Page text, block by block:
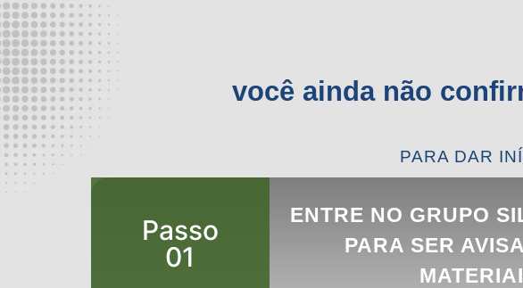
você ainda não
PARA DAR
Passo
01
ENTRE NO GRUPO
PARA SER